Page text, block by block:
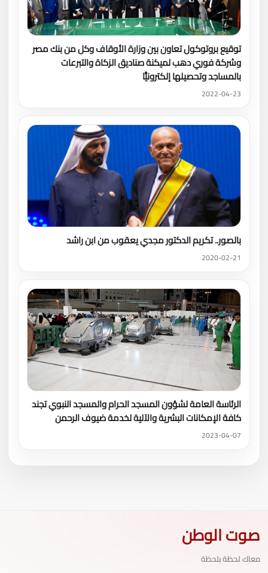
توقيع بروتوكول تعاون بين وزارة الأوقاف وكل من بنك مصر
وشركة فوري دهب لميكنة صناديق الزكاة والتبرعات
بالمساجد وتحصيلها إلكترونيًّا
2022-04-23
بالصور.. تكريم الدكتور مجدي يعقوب من ابن راشد
2020-02-21
الرئاسة العامة لشؤون المسجد الحرام والمسجد النبوي تجند
كافة الإمكانات البشرية والآلية لخدمة ضيوف الرحمن
2023-04-07
صوت الوطن
معاك لحظة بلحظة